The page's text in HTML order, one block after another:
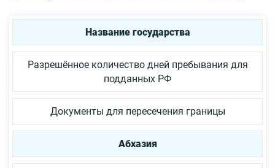
Название государства
Разрешённое количество дней пребывания для
подданных РФ
Документы для пересечения границы
Абхазия